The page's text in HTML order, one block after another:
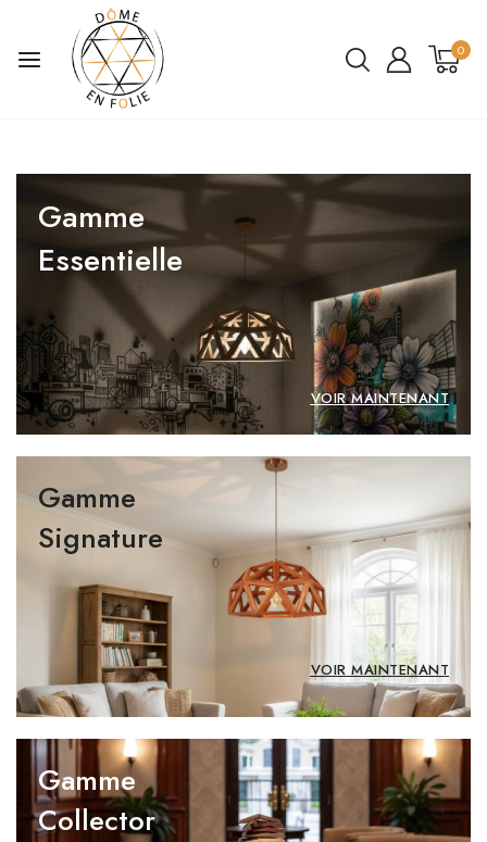
0
VOIR MAINTENANT
Gamme
Essentielle
Gamme
Signature
VOIR MAINTENANT
Gamme
Collector